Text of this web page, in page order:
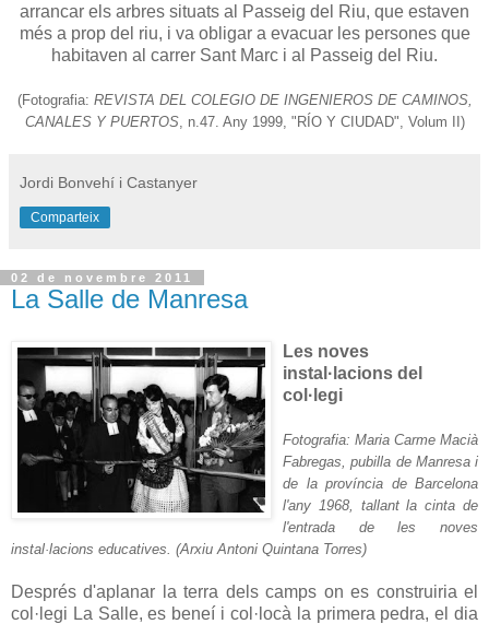
arrancar els arbres situats al Passeig del Riu, que estaven
més a prop del riu, i va obligar a evacuar les persones que
habitaven al carrer Sant Marc i al Passeig del Riu.
(Fotografia: REVISTA DEL COLEGIO DE INGENIEROS DE CAMINOS,
CANALES Y PUERTOS, n.47. Any 1999, "RÍO Y CIUDAD", Volum II)
Jordi Bonvehí i Castanyer
Comparteix
02 de novembre 2011
La Salle de Manresa
Les noves
instal·lacions del
col·legi
Fotografia: Maria Carme Macià
Fabregas, pubilla de Manresa i
de la província de Barcelona
l'any 1968, tallant la cinta de
l'entrada de les noves
instal·lacions educatives. (Arxiu Antoni Quintana Torres)
Després d'aplanar la terra dels camps on es construiria el
col·legi La Salle, es beneí i col·locà la primera pedra, el dia